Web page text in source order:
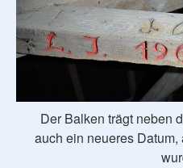
Der Balken trägt neben
auch ein neueres